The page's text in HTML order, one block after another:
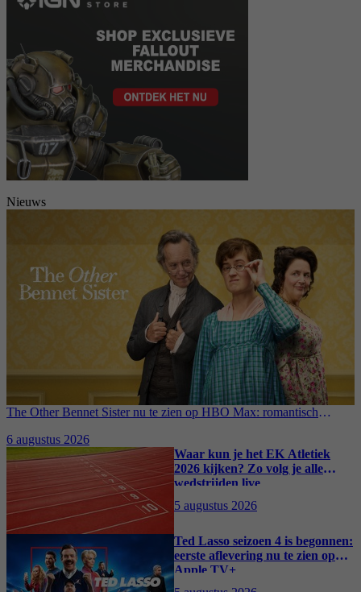
Nieuws
The Other Bennet Sister nu te zien op HBO Max: romantisch
6 augustus 2026
Waar kun je het EK Atletiek
2026 kijken? Zo volg je alle
wedstrijden live
5 augustus 2026
Ted Lasso seizoen 4 is begonnen:
eerste aflevering nu te zien op
Apple TV+